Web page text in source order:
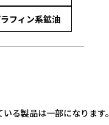
フィン系鉱油
る製品は一部になります。